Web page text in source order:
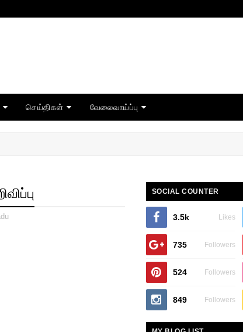
செய்திகள் வேலைவாய்ப்பு
SOCIAL COUNTER
3.5k Likes
735 Followers
524 Followers
849 Followers